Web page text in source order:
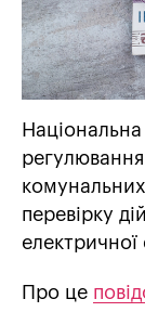
перевірку
Про це